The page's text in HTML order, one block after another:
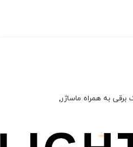
برقی به همراه ماساژر,